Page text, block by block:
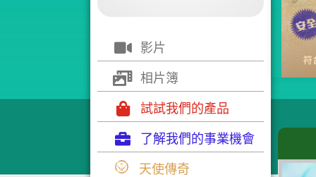
影片
相片簿
試試我們的產品
了解我們的事業機會
天使傳奇